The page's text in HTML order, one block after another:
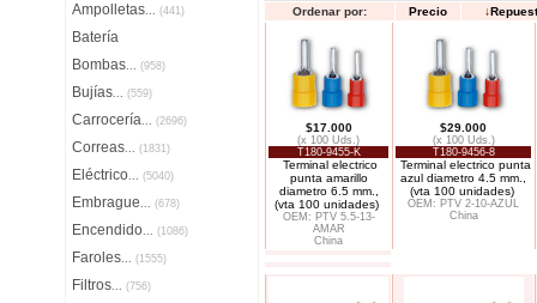
Ampolletas... (441)
Batería
Bombas... (958)
Bujías... (559)
Carrocería... (2696)
Correas... (1831)
Eléctrico... (5040)
Embrague... (678)
Encendido... (1086)
Faroles... (1555)
Filtros... (756)
Ordenar por: Precio ↓
$17.000
(x 100 Uds.)
T180-9455-K
Terminal electrico
punta amarillo
diametro 6.5 mm.,
(vta 100 unidades)
OEM: PTV 5.5-13-
AMAR
China
$29.000
(x 100 Uds.)
T180-9456-8
Terminal electrico punta
azul diametro 4.5 mm.,
(vta 100 unidades)
OEM: PTV 2-10-AZUL
China